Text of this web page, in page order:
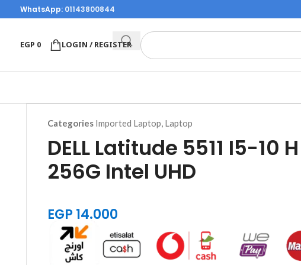
WhatsApp: 01143800844
LOGIN / REGISTER
EGP0
Categories Imported Laptop, Laptop
DELL Latitude 5511 I5-10
256G Intel UHD
EGP 14.000